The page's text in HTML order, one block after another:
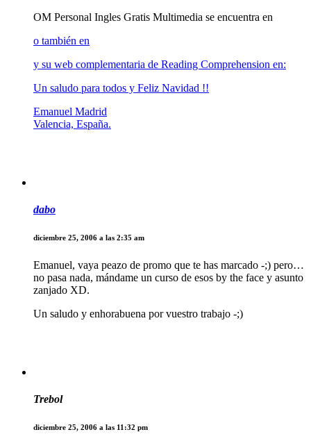
OM Personal Ingles Gratis Multimedia se encuentra en
o también en
y su web complementaria de Reading Comprehension en:
Un saludo para todos y Feliz Navidad !!
Emanuel Madrid
Valencia, España.
dabo
diciembre 25, 2006 a las 2:35 am
Emanuel, vaya peazo de promo que te has marcado -;) pero…
no pasa nada, mándame un curso de esos by the face y asunto
zanjado XD.
Un saludo y enhorabuena por vuestro trabajo -;)
Trebol
diciembre 25, 2006 a las 11:32 pm